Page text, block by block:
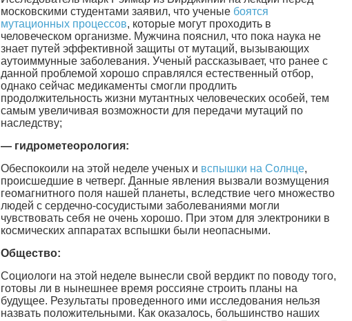
московскими студентами заявил, что ученые боятся
мутационных процессов, которые могут проходить в
человеческом организме. Мужчина пояснил, что пока наука не
знает путей эффективной защиты от мутаций, вызывающих
аутоиммунные заболевания. Ученый рассказывает, что ранее с
данной проблемой хорошо справлялся естественный отбор,
однако сейчас медикаменты смогли продлить
продолжительность жизни мутантных человеческих особей, тем
самым увеличивая возможности для передачи мутаций по
наследству;
— гидрометеорология:
Обеспокоили на этой неделе ученых и вспышки на Солнце,
происшедшие в четверг. Данные явления вызвали возмущения
геомагнитного поля нашей планеты, вследствие чего множество
людей с сердечно-сосудистыми заболеваниями могли
чувствовать себя не очень хорошо. При этом для электроники в
космических аппаратах вспышки были неопасными.
Общество:
Социологи на этой неделе вынесли свой вердикт по поводу того,
готовы ли в нынешнее время россияне строить планы на
будущее. Результаты проведенного ими исследования нельзя
назвать положительными. Как оказалось, большинство наших